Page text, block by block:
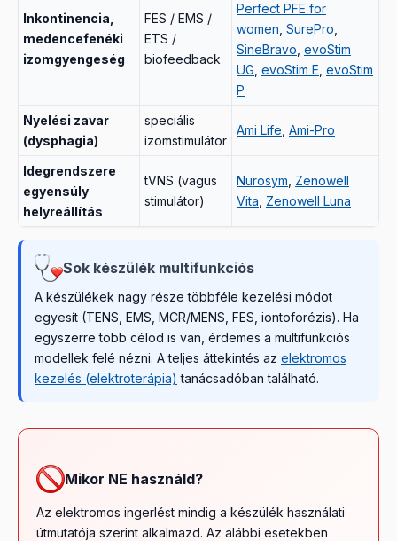
Inkontinencia,
medencefenéki
izomgyengeség
FES / EMS /
ETS /
biofeedback
Perfect PFE for
women SurePro
SineBravo evoStim
UG evoStim E evoStim
P
Nyelési zavar
(dysphagia)
speciális
izomstimulátor
Ami Life Ami-Pro
Idegrendszere
egyensúly
helyreállítás
tVNS (vagus
stimulátor)
Nurosym Zenowell
Vita Zenowell Luna
Sok készülék multifunkciós
A készülékek nagy része többféle kezelési módot
egyesít (TENS, EMS, MCR/MENS, FES, iontoforézis). Ha
egyszerre több célod is van, érdemes a multifunkciós
modellek felé nézni. A teljes áttekintés az elektromos
kezelés (elektroterápia) tanácsadóban található.
Mikor NE használd?
Az elektromos ingerlést mindig a készülék használati
útmutatója szerint alkalmazd. Az alábbi esetekben